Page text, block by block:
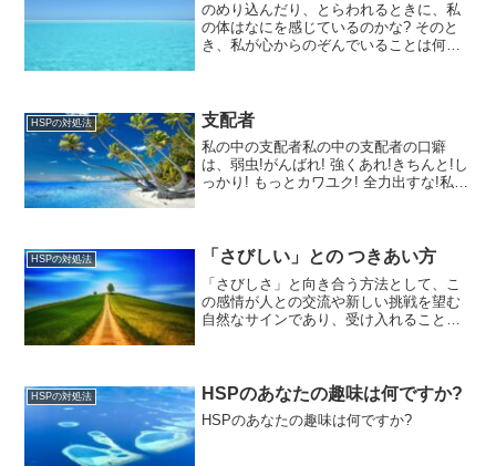
のめり込んだり、とらわれるときに、私
の体はなにを感じているのかな? そのと
き、私が心からのぞんでいることは何だ
い
⇒ 友達がほ...
HSPの対処法 支配者
私の中の支配者私の中の支配者の口癖
は、弱虫!がんばれ! 強くあれ!きちんと!し
っかり! もっとカワユク! 全力出すな!私の
て...
HSPの対処法 「さびしい」との つきあい方
「さびしさ」と向き合う方法として、こ
の感情が人との交流や新しい挑戦を望む
自然なサインであり、受け入れることで
能性があると述べています。
HSPの対処法 HSPのあなたの趣味は何ですか?
HSPのあなたの趣味は何ですか?